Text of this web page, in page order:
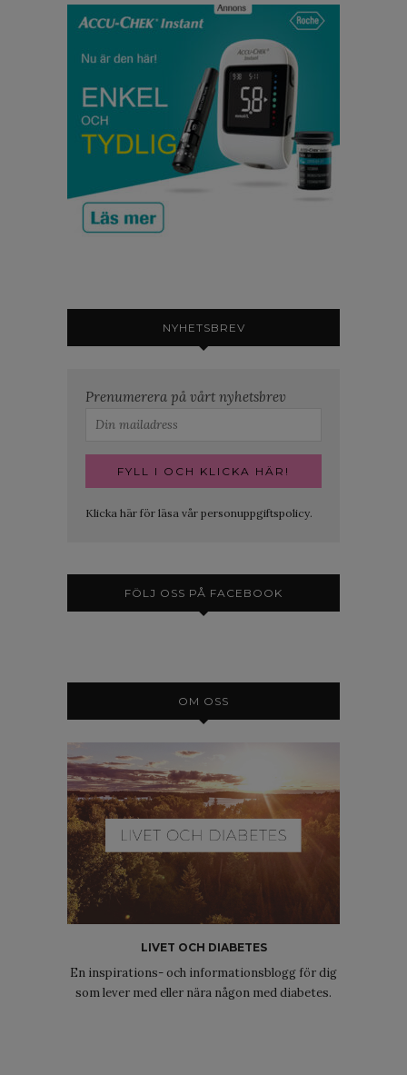
NYHETSBREV
Prenumerera på vårt nyhetsbrev
Klicka här för läsa vår personuppgiftspolicy.
FÖLJ OSS PÅ FACEBOOK
OM OSS
LIVET OCH DIABETES
En inspirations- och informationsblogg för dig
som lever med eller nära någon med diabetes.